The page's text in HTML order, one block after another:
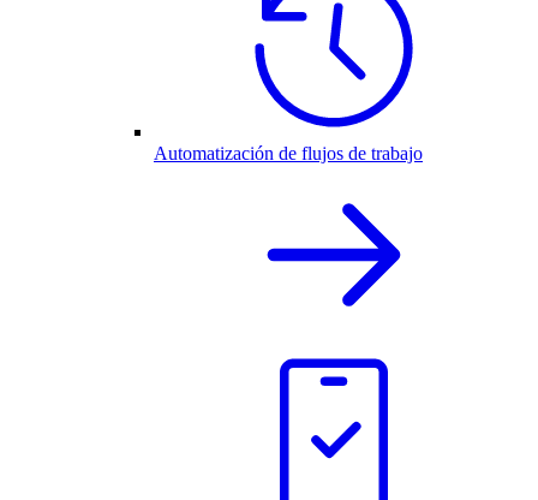
Automatización de flujos de trabajo